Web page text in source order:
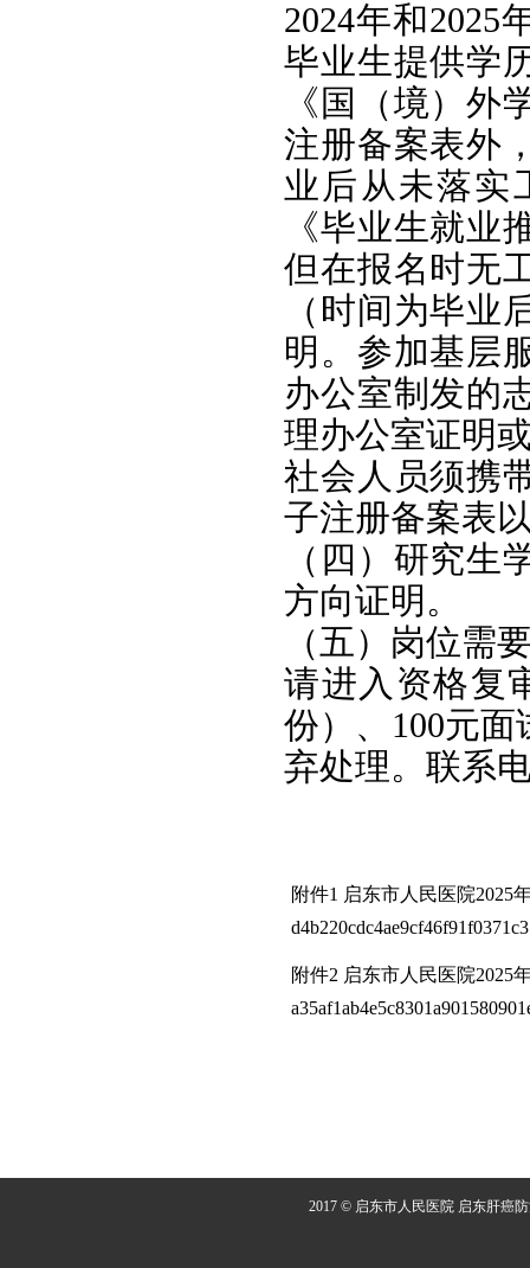
2024年和2025
毕业生提供学
《国（境）外
注册备案表外
业后从未落实
《毕业生就业
但在报名时无
（时间为毕业
明。参加基层
办公室制发的
理办公室证明
社会人员须携
子注册备案表
（四）研究生
方向证明。
（五）岗位需
请进入资格复
份）、100元
弃处理。联系
附件1 启东市人民医院2025
附件2 启东市人民医院2025
2017 © 启东市人民医院 启东肝癌